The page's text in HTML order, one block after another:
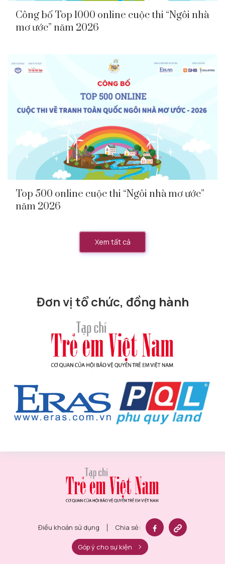
Công bố Top 1000 online cuộc thi “Ngôi nhà
mơ ước” năm 2026
Top 500 online cuộc thi “Ngôi nhà mơ ước”
năm 2026
Xem tất cả
Đơn vị tổ chức, đồng hành
Điều khoản sử dụng Chia sẻ:
Góp ý cho sự kiện